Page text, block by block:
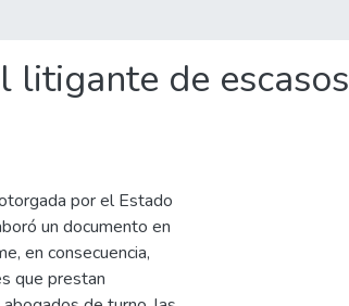
litigante de escasos
por el Estado
un documento en
en consecuencia,
que prestan